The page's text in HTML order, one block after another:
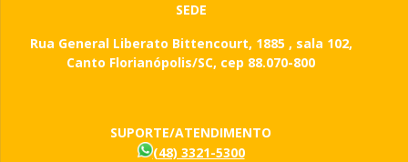
SEDE
Rua General Liberato Bittencourt, 1885 , sala 102,
Canto Florianópolis/SC, cep 88.070-800
SUPORTE/ATENDIMENTO
(48) 3321-5300